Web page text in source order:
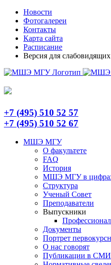
Skip
content
TelegramНовости
Фотогалереи
Контакты
Карта сайта
Расписание
Версия для слабовидящих
+7 (495) 510 52 57
+7 (495) 510 52 67
МШЭ МГУ
О факультете
FAQ
История
МШЭ МГУ в
Структура
Ученый Совет
Преподаватели
Выпускники
Документы
Портрет
О нас говорят
Публикации в СМИ